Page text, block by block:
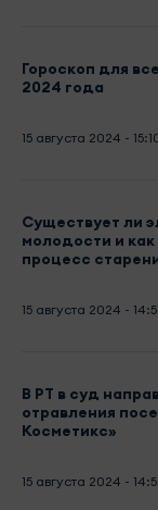
Гороскоп для
2024 года
15 августа 2024 -
Существует ли
молодости и
процесс
15 августа 2024 -
В РТ в суд
отравления
Косметикс»
15 августа 2024 -